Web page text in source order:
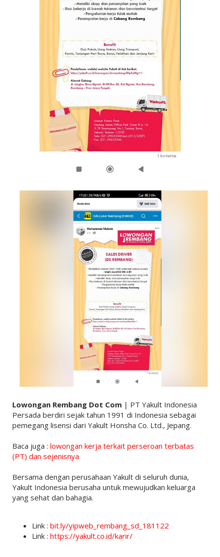
Lowongan Rembang Dot Com| PT Yakult Indonesia
Persada berdiri sejak tahun 1991 di Indonesia sebagai
pemegang lisensi dari Yakult Honsha Co. Ltd., Jepang.
Baca juga : lowongan kerja terkait perseroan terbatas
(PT) dan sejenisnya
Bersama dengan perusahaan Yakult di seluruh dunia,
Yakult Indonesia berusaha untuk mewujudkan keluarga
yang sehat dan bahagia.
Link : bit.ly/yipweb_rembang_sd_181122
Link : https://yakult.co.id/karir/